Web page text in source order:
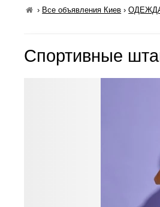
› Все объявления Киев ›
Спортивные